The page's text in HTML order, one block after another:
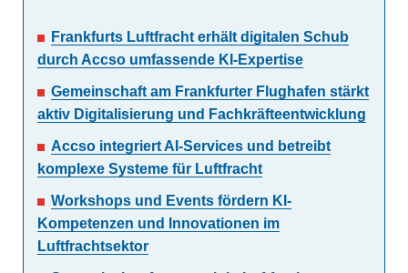
Frankfurts Luftfracht erhält digitalen Schub
durch Accso umfassende KI-Expertise
Gemeinschaft am Frankfurter Flughafen stärkt
aktiv Digitalisierung und Fachkräfteentwicklung
Accso integriert AI-Services und betreibt
komplexe Systeme für Luftfracht
Workshops und Events fördern KI-
Kompetenzen und Innovationen im
Luftfrachtsektor